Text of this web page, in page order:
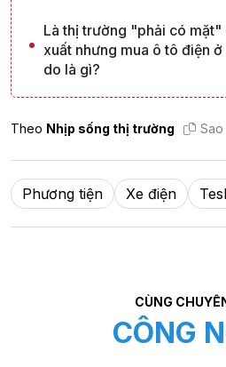
Là thị trường "phải có mặt"
xuất nhưng mua ô tô điện
do là gì?
Theo Nhịp sống thị trường
Phương tiện Xe điện
CÙNG
CÔNG